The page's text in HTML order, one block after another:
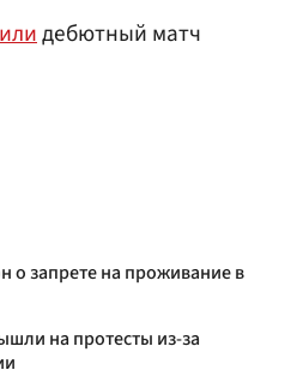
дебютный матч
о запрете на проживание в
на протесты из-за